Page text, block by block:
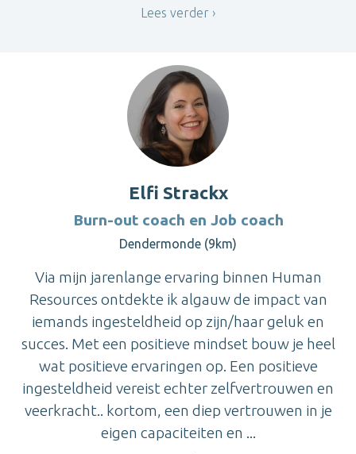
Lees verder
Elfi Strackx
Burn-out coach en Job coach
Dendermonde (9km)
Via mijn jarenlange ervaring binnen Human
Resources ontdekte ik algauw de impact van
iemands ingesteldheid op zijn/haar geluk en
succes. Met een positieve mindset bouw je heel
wat positieve ervaringen op. Een positieve
ingesteldheid vereist echter zelfvertrouwen en
veerkracht.. kortom, een diep vertrouwen in je
eigen capaciteiten en ...